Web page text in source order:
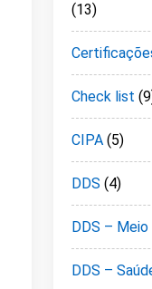
(13)
Check list
CIPA (5)
DDS (4)
DDS –
DDS –